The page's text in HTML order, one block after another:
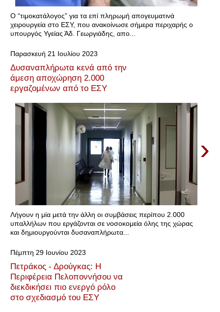
Ο “τιμοκατάλογος” για τα επί πληρωμή απογευματινά
χειρουργεία στο ΕΣΥ, που ανακοίνωσε σήμερα περιχαρής ο
υπουργός Υγείας Άδ. Γεωργιάδης, απο...
Παρασκευή 21 Ιουλίου 2023
Δυσαναπλήρωτα κενά από την
άμεση αποχώρηση 2.000
εργαζομένων από το ΕΣΥ
›
Λήγουν η μία μετά την άλλη οι συμβάσεις περίπου 2.000
υπαλλήλων που εργάζονται σε νοσοκομεία όλης της χώρας
και δημιουργούνται δυσαναπλήρωτα...
Πέμπτη 29 Ιουνίου 2023
Πετράκος - Δρούγκας: Η
Περιφέρεια Πελοποννήσου να
διεκδικήσει πιο ενεργό ρόλο
στο σχεδιασμό του ΕΣΥ